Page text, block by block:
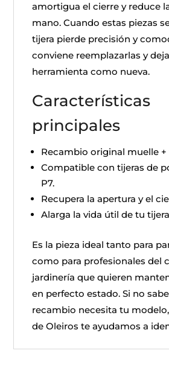
amortigua el cierre y reduce
mano. Cuando estas piezas
tijera pierde precisión y
conviene reemplazarlas y
herramienta como nueva.
Características
principales
Recambio original muelle
Compatible con tijeras de
P7.
Recupera la apertura y el
Alarga la vida útil de tu
Es la pieza ideal tanto para
como para profesionales del
jardinería que quieren
en perfecto estado. Si no
recambio necesita tu
de Oleiros te ayudamos a